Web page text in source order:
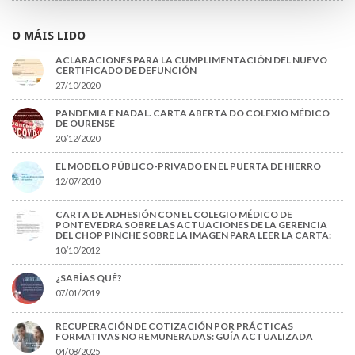
O MÁIS LIDO
ACLARACIONES PARA LA CUMPLIMENTACIÓN DEL NUEVO
CERTIFICADO DE DEFUNCIÓN
27/10/2020
PANDEMIA E NADAL. CARTA ABERTA DO COLEXIO MÉDICO
DE OURENSE
20/12/2020
EL MODELO PÚBLICO-PRIVADO EN EL PUERTA DE HIERRO
12/07/2010
CARTA DE ADHESIÓN CON EL COLEGIO MÉDICO DE
PONTEVEDRA SOBRE LAS ACTUACIONES DE LA GERENCIA
DEL CHOP PINCHE SOBRE LA IMAGEN PARA LEER LA CARTA:
10/10/2012
¿SABÍAS QUÉ?
07/01/2019
RECUPERACIÓN DE COTIZACIÓN POR PRÁCTICAS
FORMATIVAS NO REMUNERADAS: GUÍA ACTUALIZADA
04/08/2025